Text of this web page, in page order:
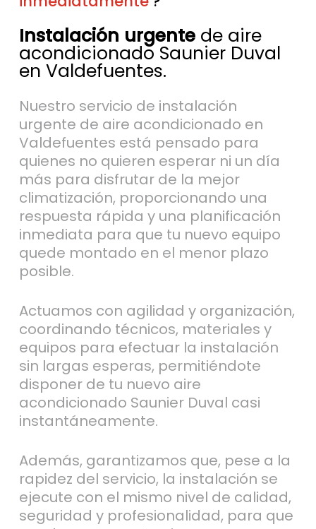
Instalación urgentede aire
acondicionado Saunier Duval
en Valdefuentes.
Nuestro servicio de instalación
urgente de aire acondicionado en
Valdefuentes está pensado para
quienes no quieren esperar ni un día
más para disfrutar de la mejor
climatización, proporcionando una
respuesta rápida y una planificación
inmediata para que tu nuevo equipo
quede montado en el menor plazo
posible.
Actuamos con agilidad y organización,
coordinando técnicos, materiales y
equipos para efectuar la instalación
sin largas esperas, permitiéndote
disponer de tu nuevo aire
acondicionado Saunier Duval casi
instantáneamente.
Además, garantizamos que, pese a la
rapidez del servicio, la instalación se
ejecute con el mismo nivel de calidad,
seguridad y profesionalidad, para que